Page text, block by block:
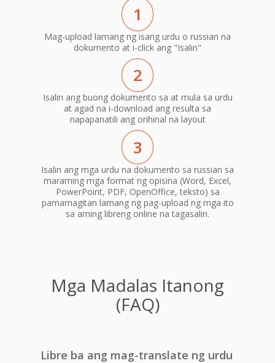
1
Mag-upload lamang ng isang urdu o russian na
dokumento at i-click ang "Isalin"
2
Isalin ang buong dokumento sa at mula sa urdu
at agad na i-download ang resulta sa
napapanatili ang orihinal na layout
3
Isalin ang mga urdu na dokumento sa russian sa
maraming mga format ng opisina (Word, Excel,
PowerPoint, PDF, OpenOffice, teksto) sa
pamamagitan lamang ng pag-upload ng mga ito
sa aming libreng online na tagasalin.
Mga Madalas Itanong
(FAQ)
Libre ba ang mag-translate ng urdu